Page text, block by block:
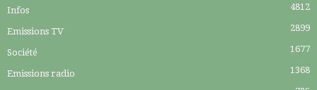
Infos 4812
Emissions TV 2899
Société 1677
Emissions radio 1368